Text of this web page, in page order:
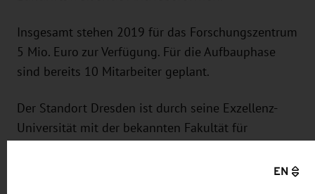
Insgesamt stehen 2019 für das Forschungszentrum
5 Mio. Euro zur Verfügung. Für die Aufbauphase
sind bereits 10 Mitarbeiter geplant.
Der Standort Dresden ist durch seine Exzellenz-
Universität mit der bekannten Fakultät für
Fraunhofer-Instituten und seiner wirtschaftlichen
EN